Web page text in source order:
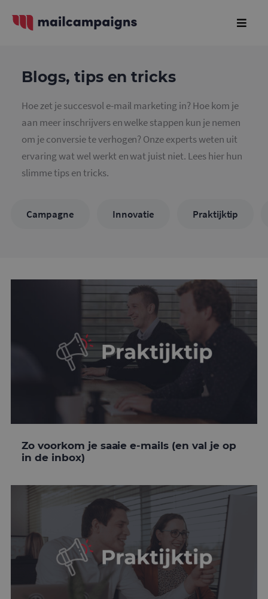
Blogs, tips en tricks
Hoe zet je succesvol e-mail marketing in? Hoe kom je
aan meer inschrijvers en welke stappen kun je nemen
om je conversie te verhogen? Onze experts weten uit
ervaring wat wel werkt en wat juist niet. Lees hier hun
slimme tips en tricks.
Campagne Innovatie Praktijktip
Zo voorkom je saaie e-mails (en val je op
in de inbox)